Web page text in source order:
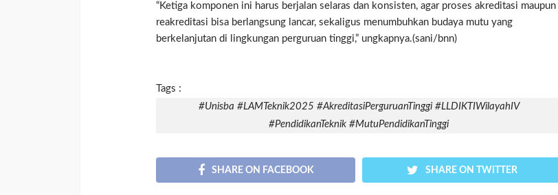
“Ketiga komponen ini harus berjalan selaras dan konsisten, agar proses akreditasi maupun
reakreditasi bisa berlangsung lancar, sekaligus menumbuhkan budaya mutu yang
berkelanjutan di lingkungan perguruan tinggi,” ungkapnya.(sani/bnn)
Tags :
#Unisba #LAMTeknik2025 #AkreditasiPerguruanTinggi #LLDIKTIWilayahIV
#PendidikanTeknik #MutuPendidikanTinggi
SHARE ON FACEBOOK SHARE ON TWITTER